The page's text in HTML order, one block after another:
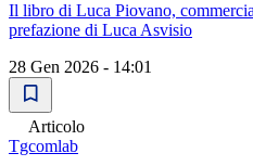
Il libro di Luca Piovano,
prefazione di Luca Asvisio
28 Gen 2026 - 14:01
Articolo
Tgcomlab